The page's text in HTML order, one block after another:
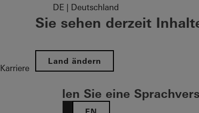
Karriere
DE | Deutschland
Sie sehen derzeit
Land ändern
Wählen Sie eine